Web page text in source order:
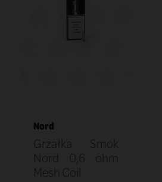
Nord
Grzałka Smok
Nord 0,6 ohm
Mesh Coil